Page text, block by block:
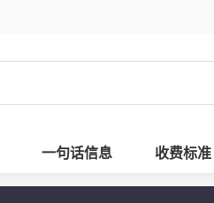
一句话信息 收费标准